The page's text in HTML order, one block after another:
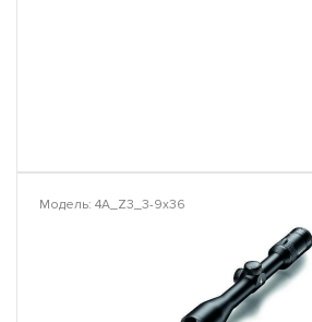
Модель: 4A_Z3_3-9x36